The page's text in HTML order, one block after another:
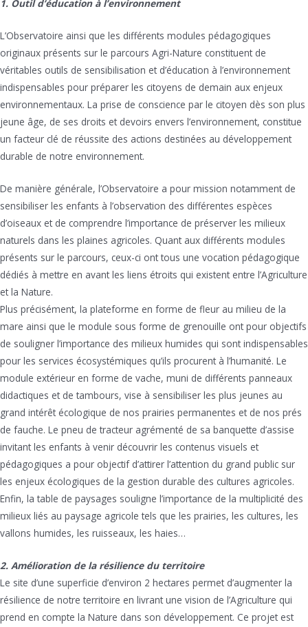
1. Outil d’éducation à l’environnement
L’Observatoire ainsi que les différents modules pédagogiques
originaux présents sur le parcours Agri-Nature constituent de
véritables outils de sensibilisation et d’éducation à l’environnement
indispensables pour préparer les citoyens de demain aux enjeux
environnementaux. La prise de conscience par le citoyen dès son plus
jeune âge, de ses droits et devoirs envers l’environnement, constitue
un facteur clé de réussite des actions destinées au développement
durable de notre environnement.
De manière générale, l’Observatoire a pour mission notamment de
sensibiliser les enfants à l’observation des différentes espèces
d’oiseaux et de comprendre l’importance de préserver les milieux
naturels dans les plaines agricoles. Quant aux différents modules
présents sur le parcours, ceux-ci ont tous une vocation pédagogique
dédiés à mettre en avant les liens étroits qui existent entre l’Agriculture
et la Nature.
Plus précisément, la plateforme en forme de fleur au milieu de la
mare ainsi que le module sous forme de grenouille ont pour objectifs
de souligner l’importance des milieux humides qui sont indispensables
pour les services écosystémiques qu’ils procurent à l’humanité. Le
module extérieur en forme de vache, muni de différents panneaux
didactiques et de tambours, vise à sensibiliser les plus jeunes au
grand intérêt écologique de nos prairies permanentes et de nos prés
de fauche. Le pneu de tracteur agrémenté de sa banquette d’assise
invitant les enfants à venir découvrir les contenus visuels et
pédagogiques a pour objectif d’attirer l’attention du grand public sur
les enjeux écologiques de la gestion durable des cultures agricoles.
Enfin, la table de paysages souligne l’importance de la multiplicité des
milieux liés au paysage agricole tels que les prairies, les cultures, les
vallons humides, les ruisseaux, les haies…
2. Amélioration de la résilience du territoire
Le site d’une superficie d’environ 2 hectares permet d’augmenter la
résilience de notre territoire en livrant une vision de l’Agriculture qui
prend en compte la Nature dans son développement. Ce projet est